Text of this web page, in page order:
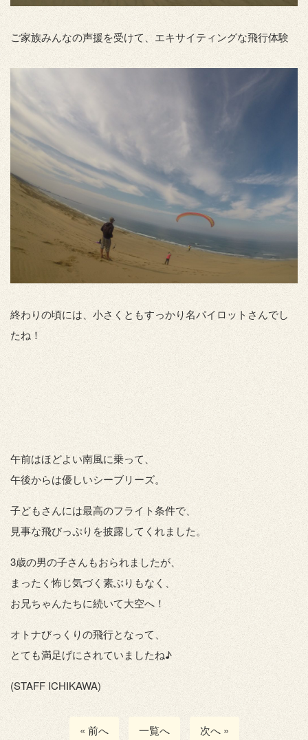
ご家族みんなの声援を受けて、エキサイティングな飛行体験
終わりの頃には、小さくともすっかり名パイロットさんでし
たね！
午前はほどよい南風に乗って、
午後からは優しいシーブリーズ。
子どもさんには最高のフライト条件で、
見事な飛びっぷりを披露してくれました。
3歳の男の子さんもおられましたが、
まったく怖じ気づく素ぶりもなく、
お兄ちゃんたちに続いて大空へ！
オトナびっくりの飛行となって、
とても満足げにされていましたね♪
(STAFF ICHIKAWA)
« 前へ 一覧へ 次へ »